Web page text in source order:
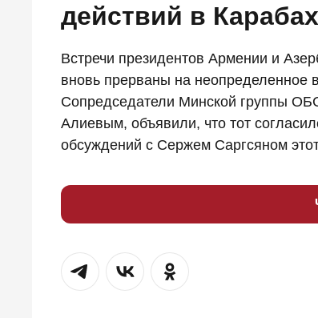
действий в
Встречи президентов Армении и
вновь прерваны на неопределенное
Сопредседатели Минской группы
Алиевым, объявили, что тот
обсуждений с Сержем Саргсяном